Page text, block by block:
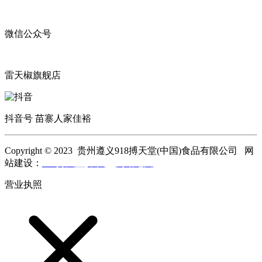
微信公众号
雷天椒旗舰店
抖音号 苗寨人家佳裕
Copyright © 2023 贵州遵义918搏天堂(中国)食品有限公司 网
站建设：
营业执照